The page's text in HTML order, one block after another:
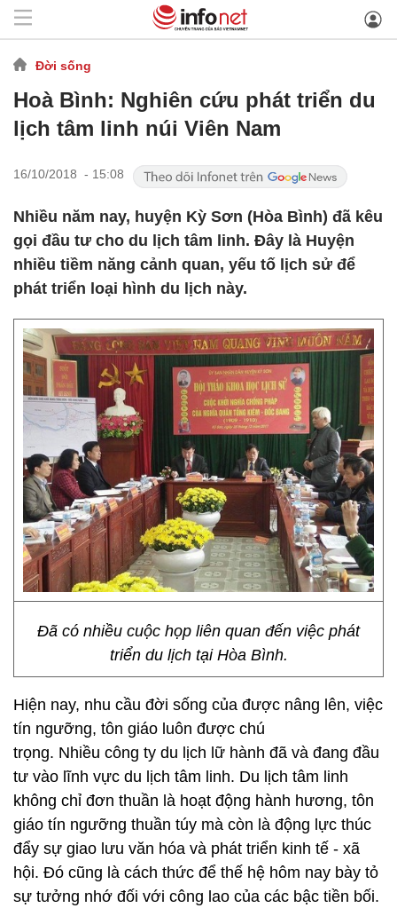
Đời sống
Hoà Bình: Nghiên cứu phát triển du
lịch tâm linh núi Viên Nam
16/10/2018 - 15:08
Nhiều năm nay, huyện Kỳ Sơn (Hòa Bình) đã kêu
gọi đầu tư cho du lịch tâm linh. Đây là Huyện
nhiều tiềm năng cảnh quan, yếu tố lịch sử để
phát triển loại hình du lịch này.
Đã có nhiều cuộc họp liên quan đến việc phát
triển du lịch tại Hòa Bình.
Hiện nay, nhu cầu đời sống của được nâng lên, việc
tín ngưỡng, tôn giáo luôn được chú
trọng. Nhiều công ty du lịch lữ hành đã và đang đầu
tư vào lĩnh vực du lịch tâm linh. Du lịch tâm linh
không chỉ đơn thuần là hoạt động hành hương, tôn
giáo tín ngưỡng thuần túy mà còn là động lực thúc
đẩy sự giao lưu văn hóa và phát triển kinh tế - xã
hội. Đó cũng là cách thức để thế hệ hôm nay bày tỏ
sự tưởng nhớ đối với công lao của các bậc tiền bối.